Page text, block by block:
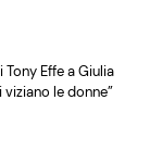
Effe a Giulia
viziano le donne”